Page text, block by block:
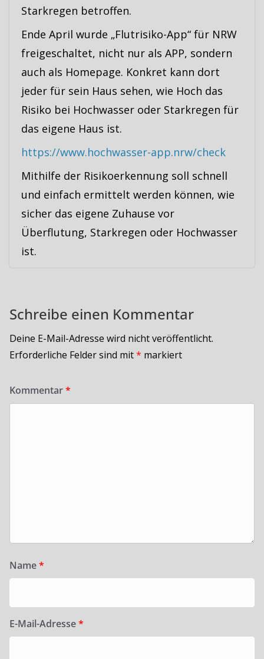
Starkregen betroffen.
Ende April wurde „Flutrisiko-App“ für NRW
freigeschaltet, nicht nur als APP, sondern
auch als Homepage. Konkret kann dort
jeder für sein Haus sehen, wie Hoch das
Risiko bei Hochwasser oder Starkregen für
das eigene Haus ist.
https://www.hochwasser-app.nrw/check
Mithilfe der Risikoerkennung soll schnell
und einfach ermittelt werden können, wie
sicher das eigene Zuhause vor
Überflutung, Starkregen oder Hochwasser
ist.
Schreibe einen Kommentar
Deine E-Mail-Adresse wird nicht veröffentlicht.
Erforderliche Felder sind mit* markiert
Kommentar*
Name*
E-Mail-Adresse*